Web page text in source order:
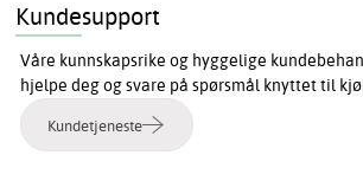
Kundesupport
Våre kunnskapsrike og hyggelige
hjelpe deg og svare på spørsmål knyttet til
Kundetjeneste